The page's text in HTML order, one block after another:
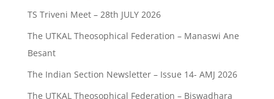
TS Triveni Meet – 28th JULY 2026
The UTKAL Theosophical Federation – Manaswi Ane
Besant
The Indian Section Newsletter – Issue 14- AMJ 2026
The UTKAL Theosophical Federation – Biswadhara